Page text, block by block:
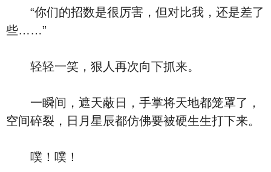
“你们的招数是很厉害，但对比我，还是差了
些……”
轻轻一笑，狠人再次向下抓来。
一瞬间，遮天蔽日，手掌将天地都笼罩了，
空间碎裂，日月星辰都仿佛要被硬生生打下来。
噗！噗！